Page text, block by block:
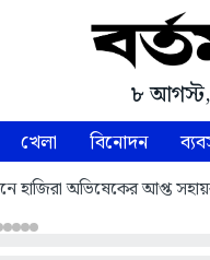
৮
খেলা বিনোদন
হাজিরা অভিষেকের আপ্ত